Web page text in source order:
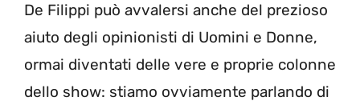
De Filippi può avvalersi anche del prezioso
aiuto degli opinionisti di Uomini e Donne,
ormai diventati delle vere e proprie colonne
dello show: stiamo ovviamente parlando di